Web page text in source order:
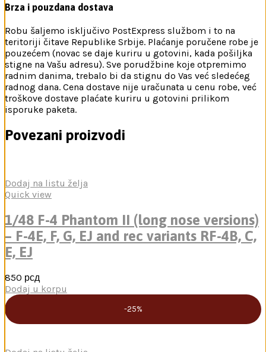
Brza i pouzdana dostava
Robu šaljemo isključivo PostExpress službom i to na
teritoriji čitave Republike Srbije. Plaćanje poručene robe je
pouzećem (novac se daje kuriru u gotovini, kada pošiljka
stigne na Vašu adresu). Sve porudžbine koje otpremimo
radnim danima, trebalo bi da stignu do Vas već sledećeg
radnog dana. Cena dostave nije uračunata u cenu robe, već
troškove dostave plaćate kuriru u gotovini prilikom
isporuke paketa.
Povezani proizvodi
Dodaj na listu želja
Quick view
1/48 F-4 Phantom II (long nose versions)
– F-4E, F, G, EJ and rec variants RF-4B, C,
E, EJ
850 рсд
Dodaj u korpu
-25%